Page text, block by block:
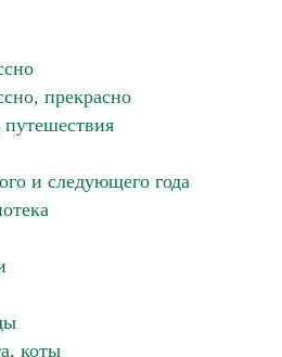
прекрасно
и следующего года
коты